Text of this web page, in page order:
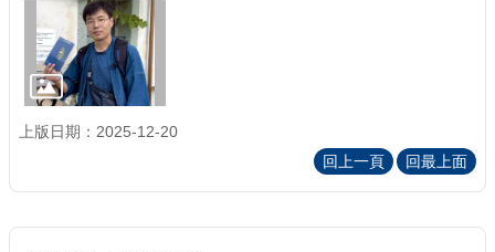
上版日期：2025-12-20
回上一頁
回最上面